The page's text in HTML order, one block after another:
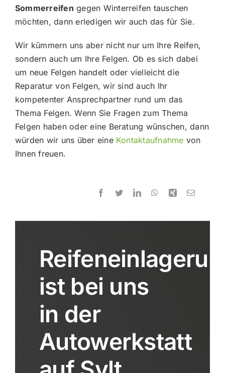
Sommerreifen gegen Winterreifen tauschen
möchten, dann erledigen wir auch das für Sie.
Wir kümmern uns aber nicht nur um Ihre Reifen,
sondern auch um Ihre Felgen. Ob es sich dabei
um neue Felgen handelt oder vielleicht die
Reparatur von Felgen, wir sind auch Ihr
kompetenter Ansprechpartner rund um das
Thema Felgen. Wenn Sie Fragen zum Thema
Felgen haben oder eine Beratung wünschen, dann
würden wir uns über eine Kontaktaufnahme von
Ihnen freuen.
ist bei uns
in der
Autowerkstatt